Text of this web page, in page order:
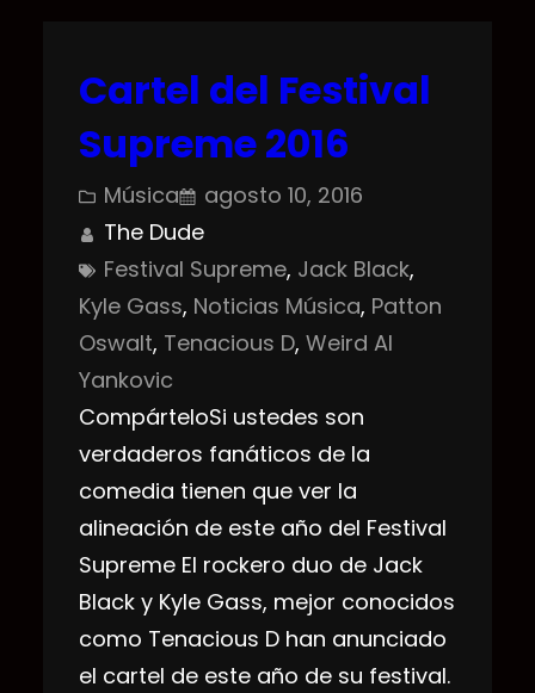
Cartel del Festival
Supreme 2016
Música
agosto 10, 2016
The Dude
Festival Supreme, Jack Black
Kyle Gass, Noticias Música, Patton
Oswalt, Tenacious D, Weird Al
Yankovic
CompárteloSi ustedes son
verdaderos fanáticos de la
comedia tienen que ver la
alineación de este año del Festival
Supreme El rockero duo de Jack
Black y Kyle Gass, mejor conocidos
como Tenacious D han anunciado
el cartel de este año de su festival.